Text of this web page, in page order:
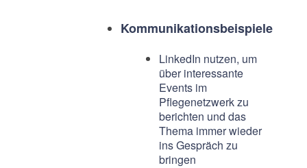
Kommunikationsbeispiele
LinkedIn nutzen, um
über interessante
Events im
Pflegenetzwerk zu
berichten und das
Thema immer wieder
ins Gespräch zu
bringen